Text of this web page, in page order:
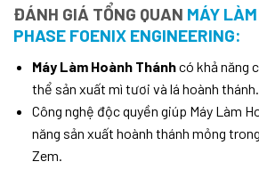
ĐÁNH GIÁ TỔNG QUAN MÁY
PHASE FOENIX ENGINEERING:
Máy Làm Hoành Thánhcó khả năng
thể sản xuất mì tươi và lá hoành thánh.
Công nghệ độc quyền giúp Máy Làm
năng sản xuất hoành thánh mỏng
Zem.